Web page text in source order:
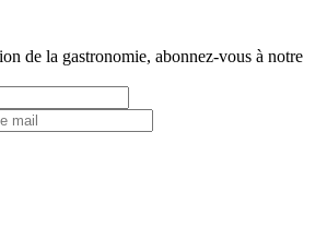
de la gastronomie, abonnez-vous à notre